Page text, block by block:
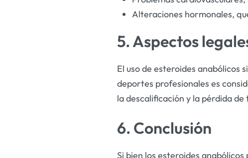
Alteraciones hormonales,
5. Aspectos
El uso de esteroides anabólicos
deportes profesionales es
la descalificación y la pérdida de
6. Conclusión
Si bien los esteroides